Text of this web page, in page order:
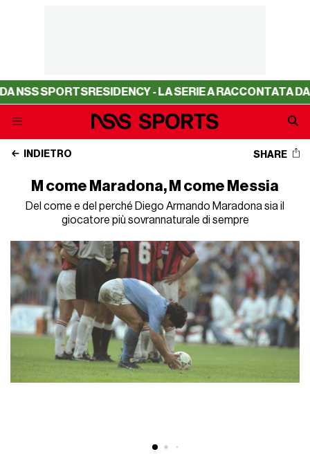
RESIDENCY - LA SERIE A RACCONTATA DA NSS
INDIETRO SHARE
M come Maradona, M come Messia
Del come e del perché Diego Armando Maradona sia il
giocatore più sovrannaturale di sempre